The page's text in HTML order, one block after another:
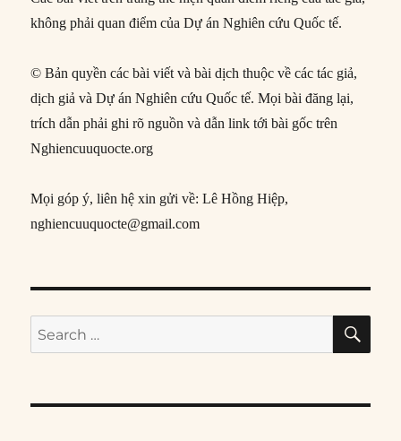
không phải quan điểm của Dự án Nghiên cứu Quốc tế.
© Bản quyền các bài viết và bài dịch thuộc về các tác giả,
dịch giả và Dự án Nghiên cứu Quốc tế. Mọi bài đăng lại,
trích dẫn phải ghi rõ nguồn và dẫn link tới bài gốc trên
Nghiencuuquocte.org
Mọi góp ý, liên hệ xin gửi về: Lê Hồng Hiệp,
nghiencuuquocte@gmail.com
Search
for: